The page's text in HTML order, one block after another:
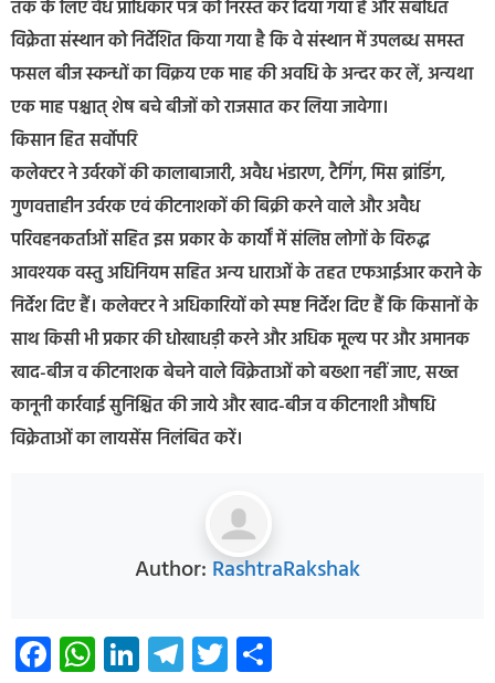
तक के लिए वैध प्राधिकार पत्र को निरस्त कर दिया गया है और संबंधित
विक्रेता संस्थान को निर्देशित किया गया है कि वे संस्थान में उपलब्ध समस्त
फसल बीज स्कन्धों का विक्रय एक माह की अवधि के अन्दर कर लें, अन्यथा
एक माह पश्चात् शेष बचे बीजों को राजसात कर लिया जावेगा।
किसान हित सर्वोपरि
कलेक्टर ने उर्वरकों की कालाबाजारी, अवैध भंडारण, टैगिंग, मिस ब्रांडिंग,
गुणवत्ताहीन उर्वरक एवं कीटनाशकों की बिक्री करने वाले और अवैध
परिवहनकर्ताओं सहित इस प्रकार के कार्यों में संलिप्त लोगों के विरुद्ध
आवश्यक वस्तु अधिनियम सहित अन्य धाराओं के तहत एफआईआर कराने के
निर्देश दिए हैं। कलेक्टर ने अधिकारियों को स्पष्ट निर्देश दिए हैं कि किसानों के
साथ किसी भी प्रकार की धोखाधड़ी करने और अधिक मूल्‍य पर और अमानक
खाद-बीज व कीटनाशक बेचने वाले विक्रेताओं को बख्शा नहीं जाए, सख्त
कानूनी कार्रवाई सुनिश्चित की जाये और खाद-बीज व कीटनाशी औषधि
विक्रेताओं का लायसेंस निलंबित करें।
Author: RashtraRakshak
Facebook
WhatsApp
LinkedIn
Telegram
Twitter